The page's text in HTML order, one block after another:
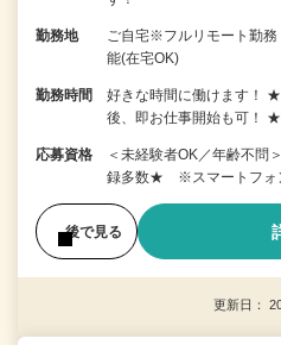
勤務地
ご自宅※フルリモート勤
能(在宅OK)
勤務時間
好きな時間に働けます！
後、即お仕事開始も可！
応募資格
＜未経験者OK／年齢不
録多数★ ※スマートフォ
後で見る
更新日：